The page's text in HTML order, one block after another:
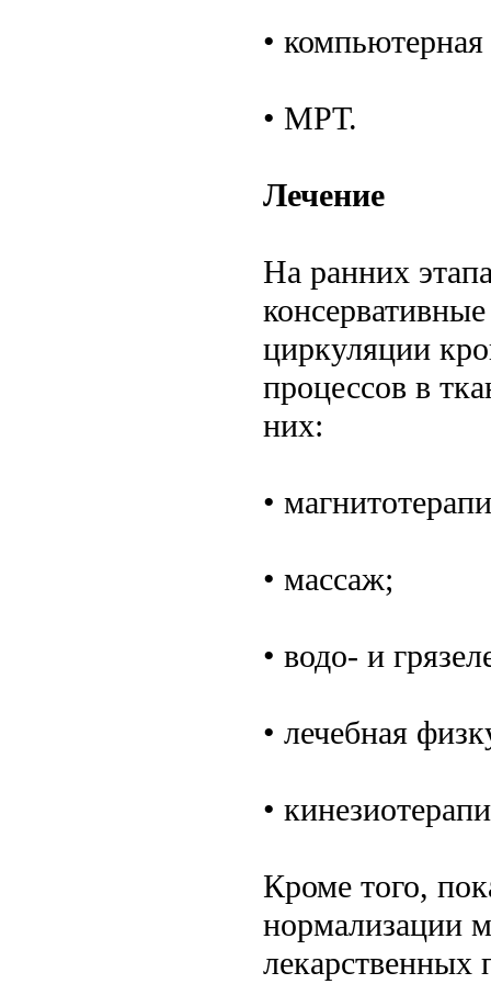
•
• МРТ.
Лечение
На ранних
циркуляции
процессов в
них:
•
• массаж;
• водо- и
• лечебная
•
Кроме того,
нормализации
лекарственных